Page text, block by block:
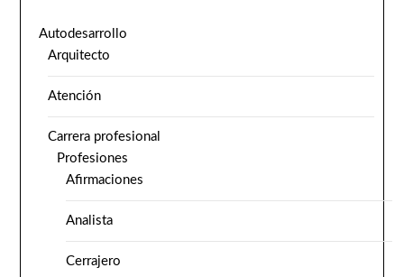
Autodesarrollo
Arquitecto
Atención
Carrera profesional
Profesiones
Afirmaciones
Analista
Cerrajero